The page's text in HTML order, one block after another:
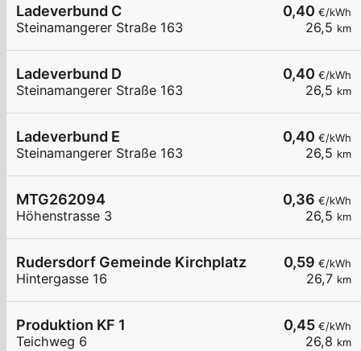
0,40 €/kWh
26,5 km
Ladeverbund C
Steinamangerer Straße 163
0,40 €/kWh
26,5 km
Ladeverbund D
Steinamangerer Straße 163
0,40 €/kWh
26,5 km
Ladeverbund E
Steinamangerer Straße 163
0,36 €/kWh
26,5 km
MTG262094
Höhenstrasse 3
0,59 €/kWh
26,7 km
Rudersdorf Gemeinde Kirchplatz
Hintergasse 16
0,45 €/kWh
26,8 km
Produktion KF 1
Teichweg 6